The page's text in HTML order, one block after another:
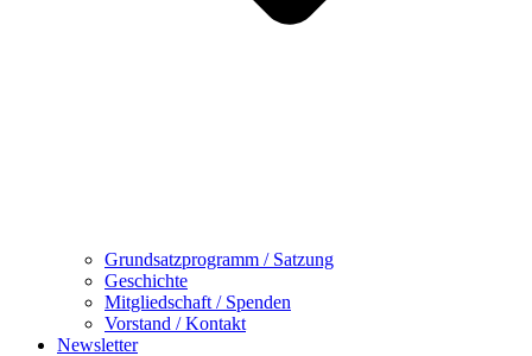
Grundsatzprogramm / Satzung
Geschichte
Mitgliedschaft / Spenden
Vorstand / Kontakt
Newsletter